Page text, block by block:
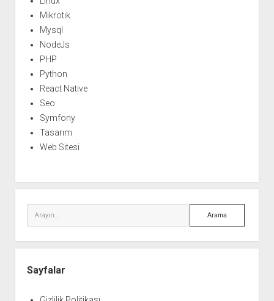
Mikrotik
Mysql
NodeJs
PHP
Python
React Native
Seo
Symfony
Tasarım
Web Sitesi
Arama
Sayfalar